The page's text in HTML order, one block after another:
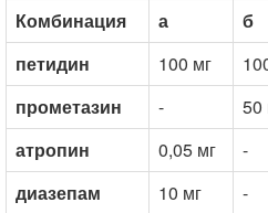
Комбинация
а б
петидин
100 мг
прометазин
- 50
атропин
0,05 мг -
диазепам
10 мг -